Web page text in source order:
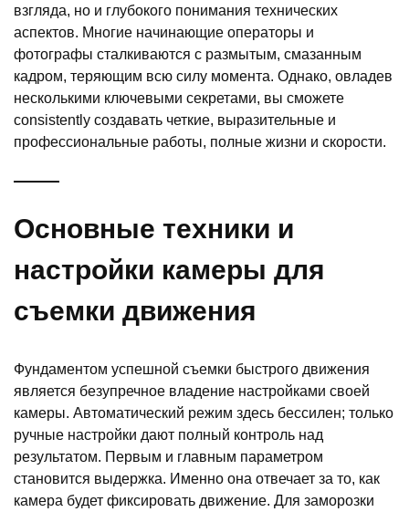
взгляда, но и глубокого понимания технических
аспектов. Многие начинающие операторы и
фотографы сталкиваются с размытым, смазанным
кадром, теряющим всю силу момента. Однако, овладев
несколькими ключевыми секретами, вы сможете
consistently создавать четкие, выразительные и
профессиональные работы, полные жизни и скорости.
Основные техники и
настройки камеры для
съемки движения
Фундаментом успешной съемки быстрого движения
является безупречное владение настройками своей
камеры. Автоматический режим здесь бессилен; только
ручные настройки дают полный контроль над
результатом. Первым и главным параметром
становится выдержка. Именно она отвечает за то, как
камера будет фиксировать движение. Для заморозки